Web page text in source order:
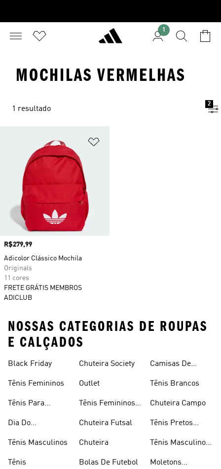
1
MOCHILAS VERMELHAS
1 resultado
2
Preço
R$279,99
Adicolor Clássico Mochila
Originals
11 cores
FRETE GRÁTIS MEMBROS
ADICLUB
NOSSAS CATEGORIAS DE ROUPAS
E CALÇADOS
Black Friday
Tênis Femininos
Tênis Para
Dia Do
Tênis Masculinos
Tênis
Chuteira Society
Outlet
Tênis Femininos
Chuteira Futsal
Chuteira
Bolas De Futebol
Camisas De
Tênis Brancos
Chuteira Campo
Tênis Pretos
Tênis Masculino
Moletons